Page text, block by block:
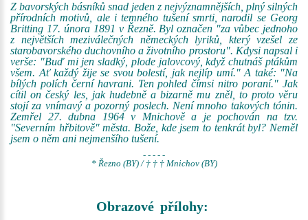
Z bavorských básníků snad jeden z nejvýznamnějších, plný silných
přírodních motivů, ale i temného tušení smrti, narodil se Georg
Britting 17. února 1891 v Řezně. Byl označen "za vůbec jednoho
z největších meziválečných německých lyriků, který vzešel ze
starobavorského duchovního a životního prostoru". Kdysi napsal i
verše: "Buď mi jen sladký, plode jalovcový, když chutnáš ptákům
všem. Ať každý žije se svou bolestí, jak nejlíp umí." A také: "Na
bílých polích černí havrani. Ten pohled čímsi nitro poraní." Jak
cítil on český les, jak hudebně a bizarně mu zněl, to proto věru
stojí za vnímavý a pozorný poslech. Není mnoho takových tónin.
Zemřel 27. dubna 1964 v Mnichově a je pochován na tzv.
"Severním hřbitově" města. Bože, kde jsem to tenkrát byl? Neměl
jsem o něm ani nejmenšího tušení.
- - - - -
* Řezno (BY) / † † † Mnichov (BY)
Obrazové přílohy: